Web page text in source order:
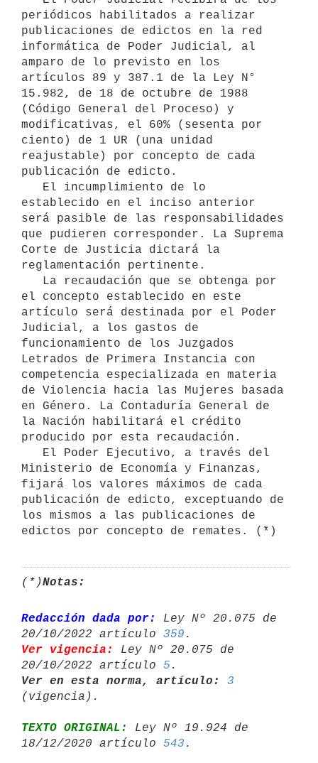
periódicos habilitados a realizar
publicaciones de edictos en la red
informática de Poder Judicial, al
amparo de lo previsto en los
artículos 89 y 387.1 de la Ley N°
15.982, de 18 de octubre de 1988
(Código General del Proceso) y
modificativas, el 60% (sesenta por
ciento) de 1 UR (una unidad
reajustable) por concepto de cada
publicación de edicto.
establecido en el inciso anterior
será pasible de las responsabilidades
que pudieren corresponder. La Suprema
Corte de Justicia dictará la
reglamentación pertinente.
el concepto establecido en este
artículo será destinada por el Poder
Judicial, a los gastos de
funcionamiento de los Juzgados
Letrados de Primera Instancia con
competencia especializada en materia
de Violencia hacia las Mujeres basada
en Género. La Contaduría General de
la Nación habilitará el crédito
producido por esta recaudación.
Ministerio de Economía y Finanzas,
fijará los valores máximos de cada
publicación de edicto, exceptuando de
los mismos a las publicaciones de
(*)Notas:
Redacción dada por:
Ley Nº 20.075 de
20/10/2022 artículo 359
Ver vigencia:
Ley Nº 20.075 de
20/10/2022 artículo 5
Ver en esta norma, artículo:
3
TEXTO ORIGINAL:
Ley Nº 19.924 de
18/12/2020 artículo 543